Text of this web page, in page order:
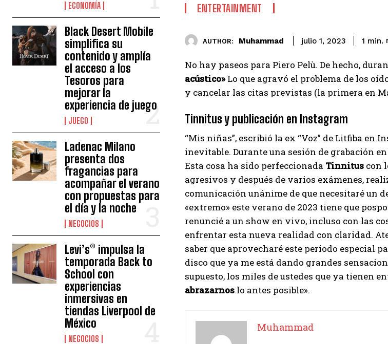
ECONOMÍA
Black Desert Mobile
simplifica su
contenido y amplía
el acceso a los
Tesoros para
mejorar la
experiencia de juego
JUEGO
Ladenac Milano
presenta dos
fragancias para
acompañar el verano
con propuestas para
el día y la noche
NEGOCIOS
Levi’s® impulsa la
temporada Back to
School con
experiencias
inmersivas en
tiendas Liverpool de
México
NEGOCIOS
ENTERTAINMENT
AUTHOR: Muhammad julio 1, 2023 1 min.
No hay paseos para Piero Pelù. De hecho,
acústico»Lo que agravó el problema de los
y cancelar las citas previstas (la primera en
Tinnitus y publicación en Instagram
“Mis niñas”, escribió la ex “Voz” de Litfiba en
inevitable. Durante una sesión de grabación
Esta cosa ha sido perfeccionada Tinnitus con
agresivos y después de varios exámenes,
comunicación unánime de que necesitaré un
«extremo» este verano de 2023 tiene que
renuncié a un show en vivo, incluso con las
enfrentar esta nueva realidad con claridad.
saber que aprovecharé este periodo especial
disco que ya me está dando grandes
supuesto, los miles de ustedes que ya tienen
abrazarnos lo antes posible».
Muhammad